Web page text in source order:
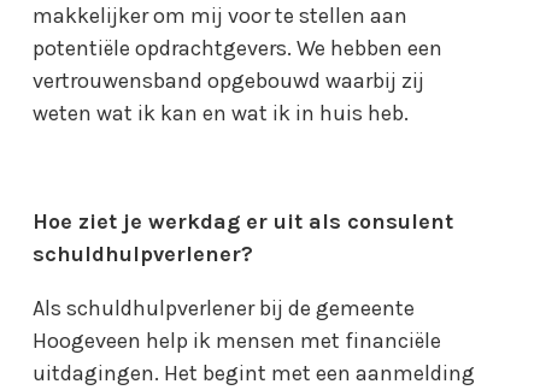
makkelijker om mij voor te stellen aan
potentiële opdrachtgevers. We hebben een
vertrouwensband opgebouwd waarbij zij
weten wat ik kan en wat ik in huis heb.
Hoe ziet je werkdag er uit als consulent
schuldhulpverlener?
Als schuldhulpverlener bij de gemeente
Hoogeveen help ik mensen met financiële
uitdagingen. Het begint met een aanmelding